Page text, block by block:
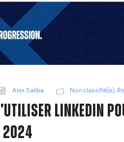
Alex Saliba Non classifié(e),
LinkedIn